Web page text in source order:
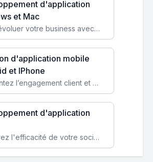
d'application
et Mac
Faites évoluer votre business avec des solutions logicielles personnalisées, parfaitement adaptées à vos besoins spécifiques.
d'application mobile
et IPhone
Augmentez l’engagement client et simplifiez vos processus avec une application mobile sur mesure, disponible sur iOS et Android.
d'application
Améliorez l'efficacité de votre société avec une application web personnalisée accessible partout et tout le temps.